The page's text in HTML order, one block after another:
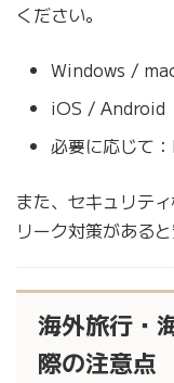
ください。
Windows /
iOS / Android
必要に応じて
また、セキュリテ
リーク対策があると
海外旅行・
際の注意点